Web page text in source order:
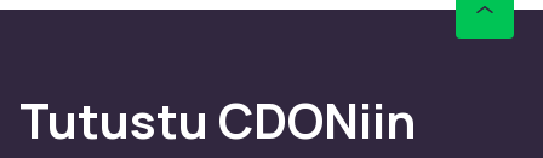
jossa on kaksoiskamera A14
ensimmäinen iPhone
MagSafella – suojakuoret ja
Tutustu CDONiin